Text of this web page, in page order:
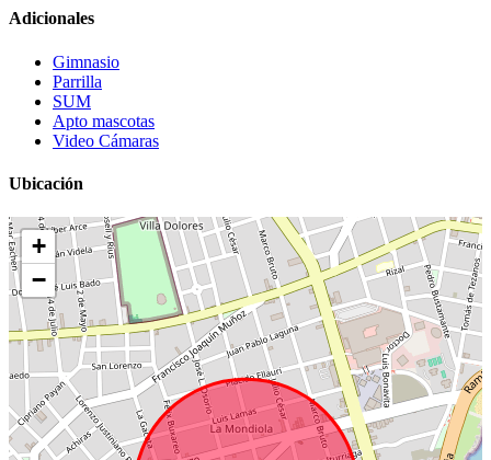
Adicionales
Gimnasio
Parrilla
SUM
Apto mascotas
Video Cámaras
Ubicación
+
−